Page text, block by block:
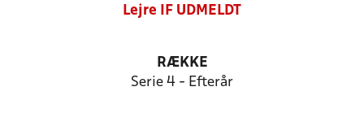
Lejre IF UDMELDT
RÆKKE
Serie 4 - Efterår